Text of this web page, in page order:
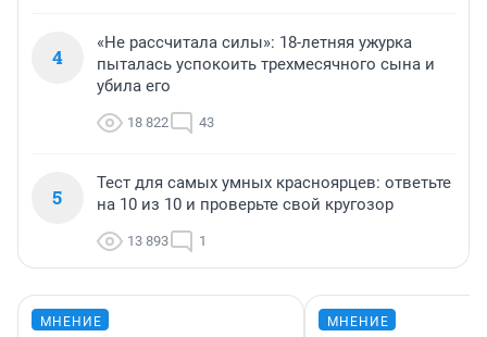
4
«Не рассчитала силы»: 18-летняя ужурка
пыталась успокоить трехмесячного сына и
убила его
18 822 43
5
Тест для самых умных красноярцев: ответьте
на 10 из 10 и проверьте свой кругозор
13 893 1
МНЕНИЕ МНЕНИЕ